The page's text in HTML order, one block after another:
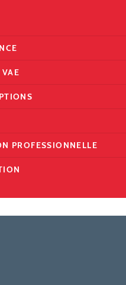
PROFESSIONNELLE